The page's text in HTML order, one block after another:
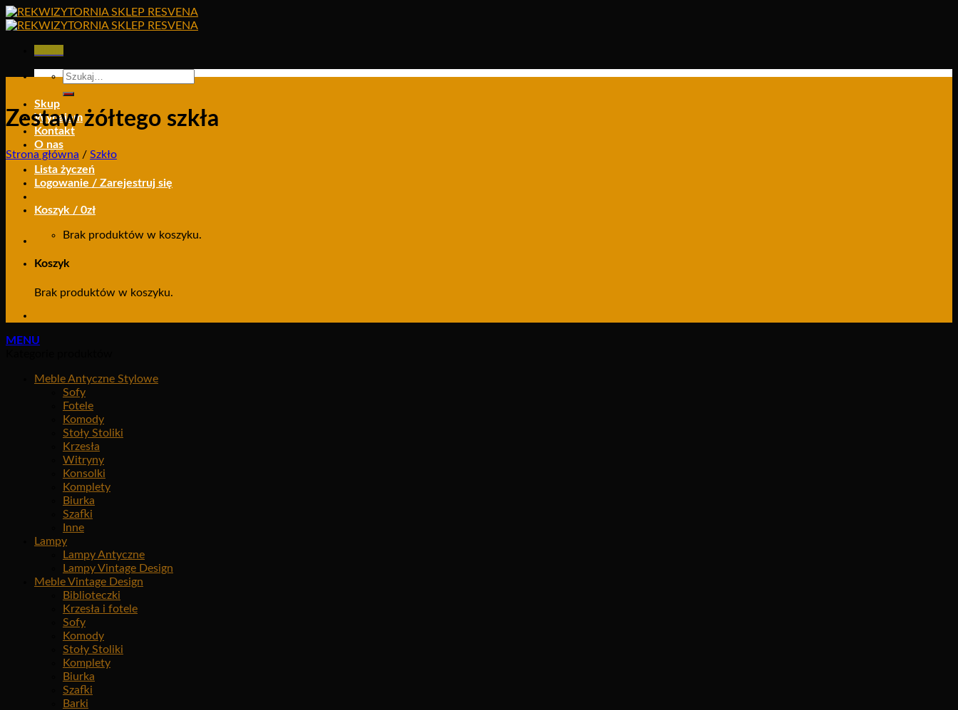
Skip
to
Szukaj:
Skup
Wynajem
Kontakt
O nas
Lista życzeń
Logowanie / Zarejestruj się
Koszyk / 0zł
Brak produktów w koszyku.
Koszyk
Brak produktów w koszyku.
Zestaw żółtego szkła
Strona główna / Szkło
MENU
Meble Antyczne Stylowe
Sofy
Fotele
Komody
Stoły Stoliki
Krzesła
Witryny
Konsolki
Komplety
Biurka
Szafki
Inne
Lampy
Lampy Antyczne
Lampy Vintage Design
Meble Vintage Design
Biblioteczki
Krzesła i fotele
Sofy
Komody
Stoły Stoliki
Komplety
Biurka
Szafki
Barki